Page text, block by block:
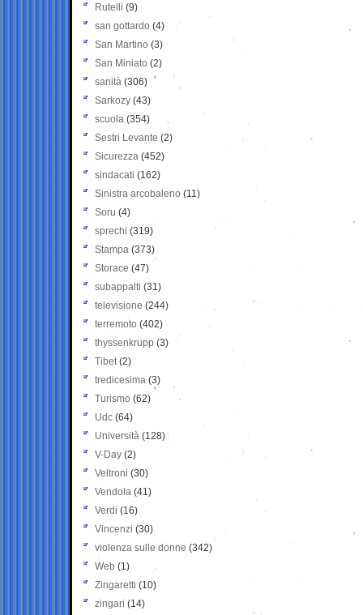
Rutelli (9)
san gottardo (4)
San Martino (3)
San Miniato (2)
sanità (306)
Sarkozy (43)
scuola (354)
Sestri Levante (2)
Sicurezza (452)
sindacati (162)
Sinistra arcobaleno (11)
Soru (4)
sprechi (319)
Stampa (373)
Storace (47)
subappalti (31)
televisione(244)
terremoto (402)
thyssenkrupp (3)
Tibet(2)
tredicesima (3)
Turismo (62)
Udc (64)
Università (128)
V-Day (2)
Veltroni (30)
Vendola (41)
Verdi (16)
Vincenzi (30)
violenza sulle donne (342)
Web (1)
Zingaretti (10)
zingari (14)